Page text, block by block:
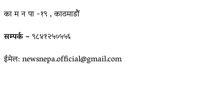
का म न पा -१९ , काठमाडौं
सम्पर्क –९८४१२५०५५६
ईमेल: newsnepa.official@gmail.com